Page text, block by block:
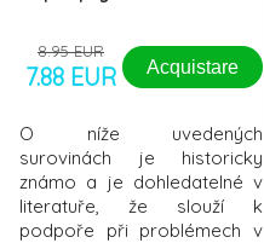
8.95 EUR
7.88 EUR Acquistare
O níže uvedených
surovinách je historicky
známo a je dohledatelné v
literatuře, že slouží k
podpoře při problémech v